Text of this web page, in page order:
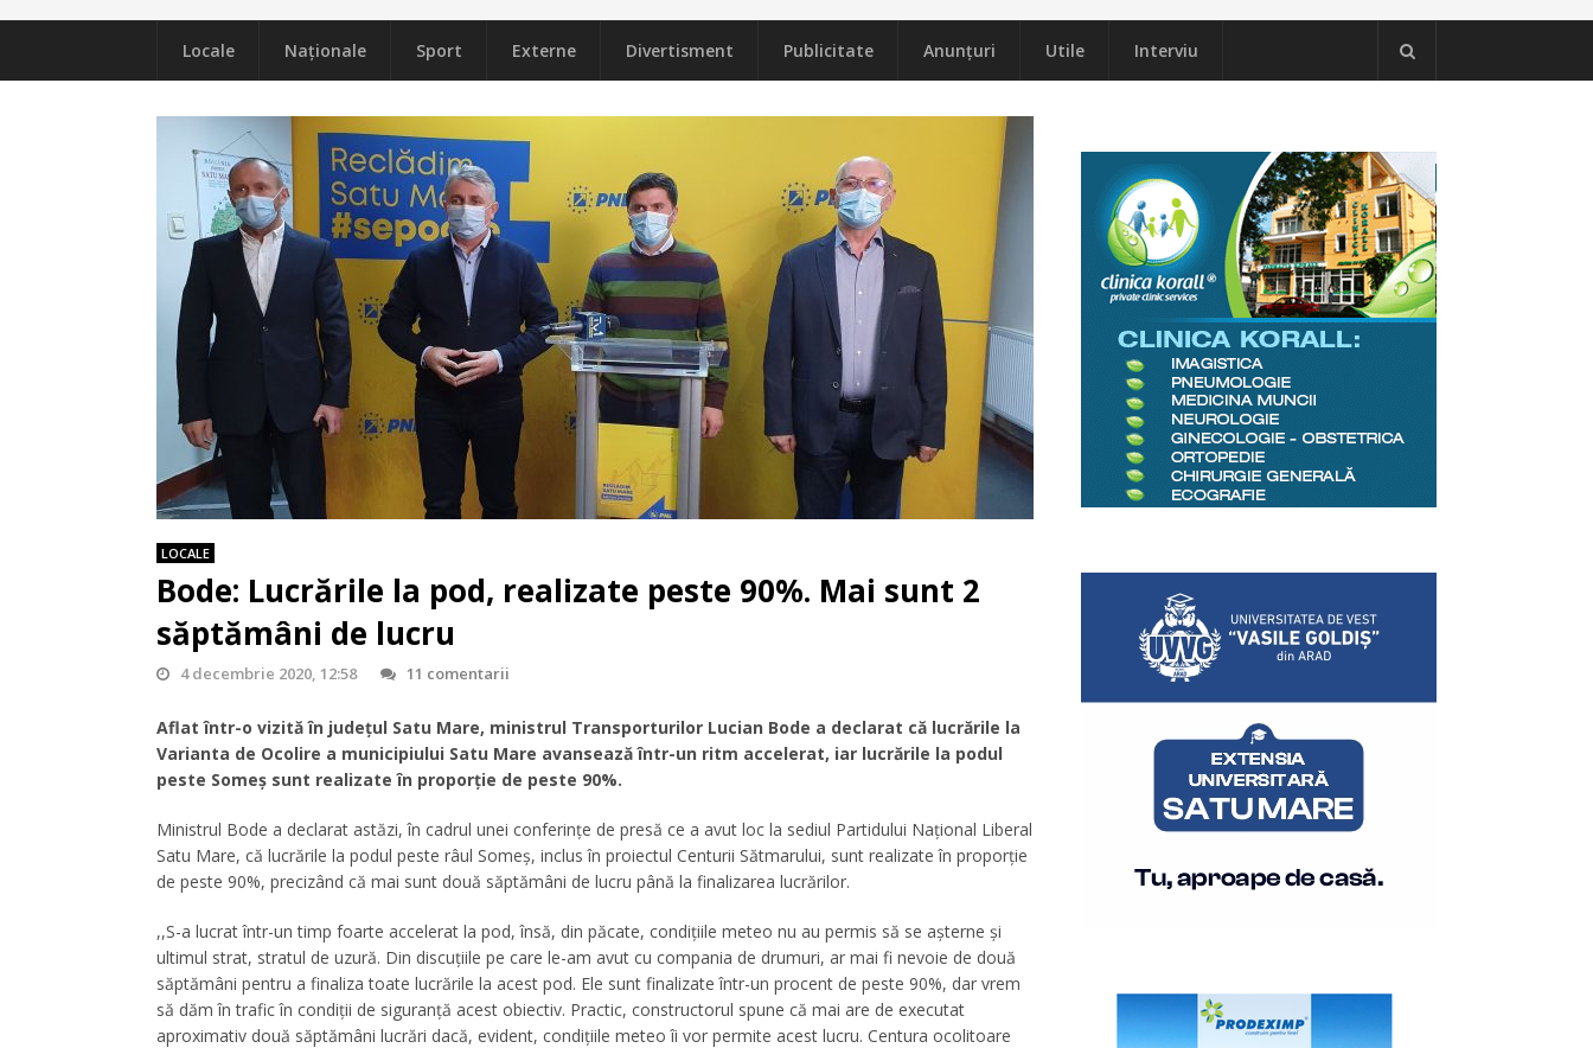
Locale Naţionale Sport Externe Divertisment Publicitate Anunțuri Utile Interviu
LOCALE
Bode: Lucrările la pod, realizate peste 90%. Mai sunt 2
săptămâni de lucru
4 decembrie 2020, 12:58 11 comentarii
Aflat într-o vizită în județul Satu Mare, ministrul Transporturilor Lucian Bode a declarat că lucrările la
Varianta de Ocolire a municipiului Satu Mare avansează într-un ritm accelerat, iar lucrările la podul
peste Someș sunt realizate în proporție de peste 90%.
Ministrul Bode a declarat astăzi, în cadrul unei conferințe de presă ce a avut loc la sediul Partidului Național Liberal
Satu Mare, că lucrările la podul peste râul Someș, inclus în proiectul Centurii Sătmarului, sunt realizate în proporție
de peste 90%, precizând că mai sunt două săptămâni de lucru până la finalizarea lucrărilor.
,,S-a lucrat într-un timp foarte accelerat la pod, însă, din păcate, condițiile meteo nu au permis să se așterne și
ultimul strat, stratul de uzură. Din discuțiile pe care le-am avut cu compania de drumuri, ar mai fi nevoie de două
săptămâni pentru a finaliza toate lucrările la acest pod. Ele sunt finalizate într-un procent de peste 90%, dar vrem
să dăm în trafic în condiții de siguranță acest obiectiv. Practic, constructorul spune că mai are de executat
aproximativ două săptămâni lucrări dacă, evident, condițiile meteo îi vor permite acest lucru. Centura ocolitoare